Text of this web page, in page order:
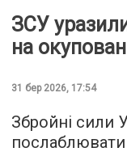
ЗСУ
на
31 бер 2026, 17:54
Збройні сили